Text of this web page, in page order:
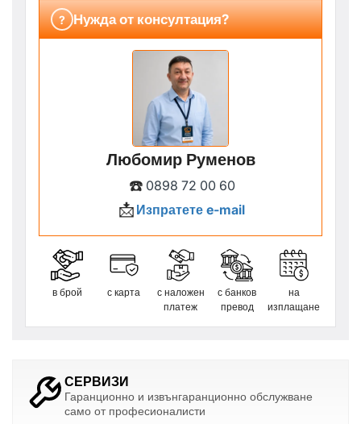
? Нужда от консултация?
Любомир Руменов
☎️ 0898 72 00 60
📩 Изпратете e-mail
в брой с карта
с наложен
платеж
с банков
превод
на
изплащане
СЕРВИЗИ
Гаранционно и извънгаранционно обслужване
само от професионалисти